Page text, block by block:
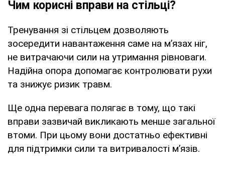
Чим корисні вправи на стільці?
Тренування зі стільцем дозволяють
зосередити навантаження саме на м’язах ніг,
не витрачаючи сили на утримання рівноваги.
Надійна опора допомагає контролювати рухи
та знижує ризик травм.
Ще одна перевага полягає в тому, що такі
вправи зазвичай викликають менше загальної
втоми. При цьому вони достатньо ефективні
для підтримки сили та витривалості м’язів.